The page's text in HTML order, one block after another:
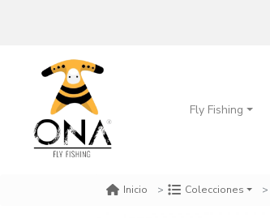
Fly Fishing
Inicio Colecciones